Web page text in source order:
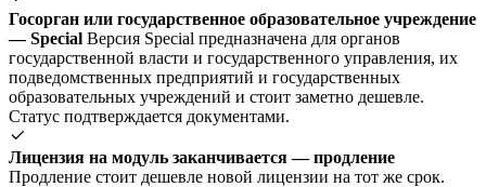
Госорган или государственное образовательное учреждение
— Special Версия Special предназначена для органов
государственной власти и государственного управления, их
подведомственных предприятий и государственных
образовательных учреждений и стоит заметно дешевле.
Статус подтверждается документами.
Лицензия на модуль заканчивается — продление
Продление стоит дешевле новой лицензии на тот же срок.